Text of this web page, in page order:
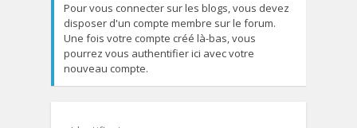
Pour vous connecter sur les blogs, vous devez
disposer d'un compte membre sur le forum.
Une fois votre compte créé là-bas, vous
pourrez vous authentifier ici avec votre
nouveau compte.